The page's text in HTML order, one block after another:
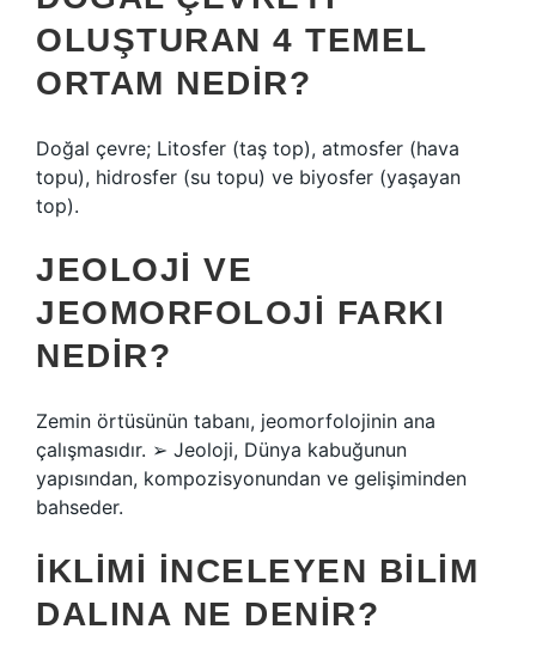
OLUŞTURAN 4 TEMEL
ORTAM NEDIR?
Doğal çevre; Litosfer (taş top), atmosfer (hava
topu), hidrosfer (su topu) ve biyosfer (yaşayan
top).
JEOLOJI VE
JEOMORFOLOJI FARKI
NEDIR?
Zemin örtüsünün tabanı, jeomorfolojinin ana
çalışmasıdır. ➢ Jeoloji, Dünya kabuğunun
yapısından, kompozisyonundan ve gelişiminden
bahseder.
İKLIMI INCELEYEN BILIM
DALINA NE DENIR?